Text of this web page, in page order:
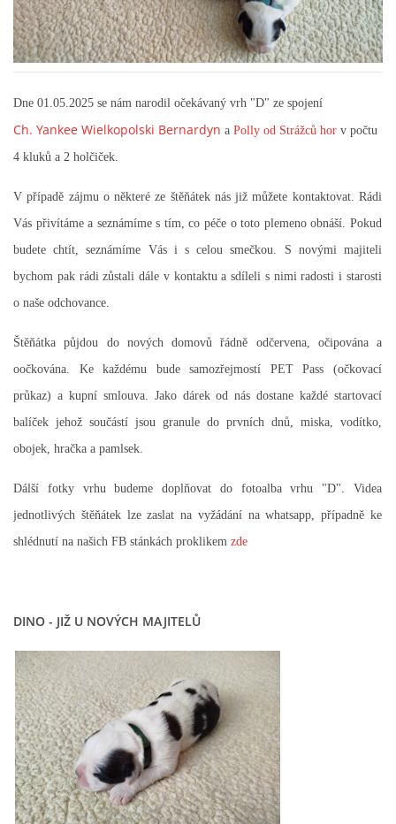
FOTOALBUM
© CHS ze Severních vrchů |Aktualizováno: 20. 7. 2026
Dne 01.05.2025 se nám narodil očekávaný vrh "D" ze spojení
Ch. Yankee Wielkopolski Bernardyn a Polly od Strážců hor v počtu
4 kluků a 2 holčiček.
V případě zájmu o některé ze štěňátek nás již můžete kontaktovat. Rádi
Vás přivítáme a seznámíme s tím, co péče o toto plemeno obnáší. Pokud
budete chtít, seznámíme Vás i s celou smečkou. S novými majiteli
bychom pak rádi zůstali dále v kontaktu a sdíleli s nimi radosti i starosti
o naše odchovance.
Štěňátka půjdou do nových domovů řádně odčervena, očipována a
oočkována. Ke každému bude samozřejmostí PET Pass (očkovací
průkaz) a kupní smlouva. Jako dárek od nás dostane každé startovací
balíček jehož součástí jsou granule do prvních dnů, miska, vodítko,
obojek, hračka a pamlsek.
Dálší fotky vrhu budeme doplňovat do fotoalba vrhu "D". Videa
jednotlivých štěňátek lze zaslat na vyžádání na whatsapp, případně ke
shlédnutí na našich FB stánkách proklikem zde
DINO - JIŽ U NOVÝCH MAJITELŮ